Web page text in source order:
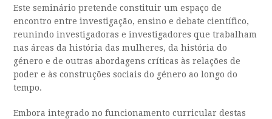
Este seminário pretende constituir um espaço de
encontro entre investigação, ensino e debate científico,
reunindo investigadoras e investigadores que trabalham
nas áreas da história das mulheres, da história do
género e de outras abordagens críticas às relações de
poder e às construções sociais do género ao longo do
tempo.
Embora integrado no funcionamento curricular destas